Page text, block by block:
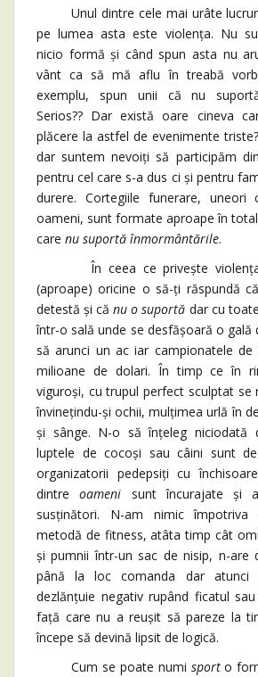
Unul dintre cele mai urâte lucruri
pe lumea asta este violența. Nu
nicio formă și când spun asta nu
vânt ca să mă aflu în treabă
exemplu, spun unii că nu
Serios?? Dar există oare cineva
plăcere la astfel de evenimente
dar suntem nevoiți să participăm
pentru cel care s-a dus ci și pentru
durere. Cortegiile funerare,
oameni, sunt formate aproape în
care nu suportă înmormântările.
În ceea ce privește violența,
(aproape) oricine o să-ți răspundă
detestă și cănu o suportă dar cu
într-o sală unde se desfășoară o gală
să arunci un ac iar campionatele de
milioane de dolari. În timp ce în
viguroși, cu trupul perfect sculptat se
învinețindu-și ochii, mulțimea urlă în
și sânge. N-o să înțeleg
luptele de cocoși sau câini sunt
organizatorii pedepsiți cu
dintreoameni sunt încurajate și
susținători. N-am nimic împotriva
metodă de fitness, atâta timp cât
și pumnii într-un sac de nisip, n-are
până la loc comanda dar atunci
dezlănțuie negativ rupând ficatul
față care nu a reușit să pareze la
începe să devină lipsit de logică.
Cum se poate numi sporto